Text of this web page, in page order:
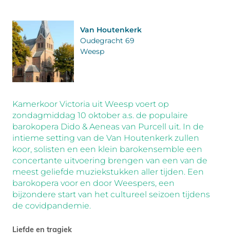
Van Houtenkerk
Oudegracht 69
Weesp
Kamerkoor Victoria uit Weesp voert op
zondagmiddag 10 oktober a.s. de populaire
barokopera Dido & Aeneas van Purcell uit. In de
intieme setting van de Van Houtenkerk zullen
koor, solisten en een klein barokensemble een
concertante uitvoering brengen van een van de
meest geliefde muziekstukken aller tijden. Een
barokopera voor en door Weespers, een
bijzondere start van het cultureel seizoen tijdens
de covidpandemie.
Liefde en tragiek